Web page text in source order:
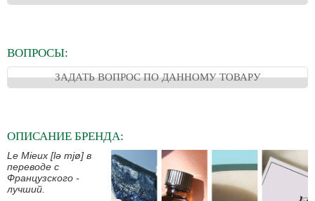
ВОПРОСЫ:
ЗАДАТЬ ВОПРОС ПО ДАННОМУ ТОВАРУ
ОПИСАНИЕ БРЕНДА:
Le Mieux [lə mjø] в
переводе с
Французского -
лучший.